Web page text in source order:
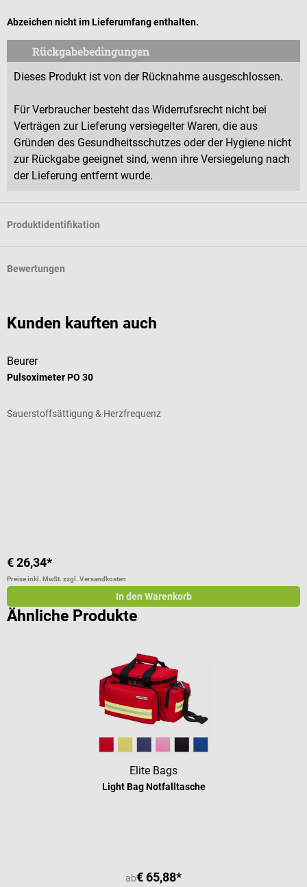
Abzeichen nicht im Lieferumfang enthalten.
Rückgabebedingungen
Dieses Produkt ist von der Rücknahme ausgeschlossen.
Für Verbraucher besteht das Widerrufsrecht nicht bei
Verträgen zur Lieferung versiegelter Waren, die aus
Gründen des Gesundheitsschutzes oder der Hygiene nicht
zur Rückgabe geeignet sind, wenn ihre Versiegelung nach
der Lieferung entfernt wurde.
Produktidentifikation
Bewertungen
Kunden kauften auch
Beurer
Pulsoximeter PO 30
Sauerstoffsättigung & Herzfrequenz
€ 26,34*
Preise inkl. MwSt. zzgl. Versandkosten
In den Warenkorb
Ähnliche Produkte
Elite Bags
Light Bag Notfalltasche
ab€ 65,88*